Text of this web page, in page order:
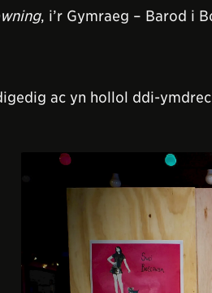
, i’r Gymraeg – Barod i
ac yn hollol ddi-